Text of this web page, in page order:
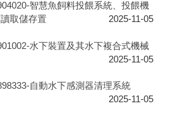
智慧魚飼料投餵系統、投餵機
取儲存置
2025-11-05
水下裝置及其水下複合式機械
2025-11-05
自動水下感測器清理系統
2025-11-05